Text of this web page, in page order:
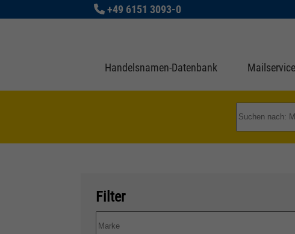
+49 6151 3093-0
Handelsnamen-Datenbank Mailservice
Filter